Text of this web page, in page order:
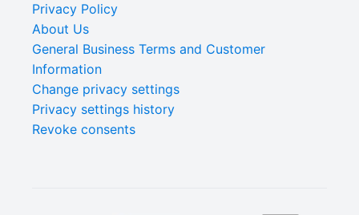
Privacy Policy
About Us
General Business Terms and Customer
Information
Change privacy settings
Privacy settings history
Revoke consents